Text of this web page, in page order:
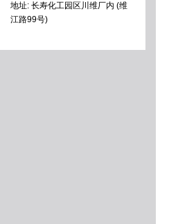
地址: 长寿化工园区川维厂内 (维
江路99号)